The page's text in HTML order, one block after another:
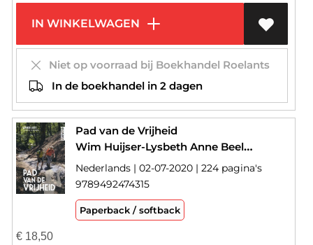
IN WINKELWAGEN
Niet op voorraad bij Boekhandel Roelants
In de boekhandel in 2 dagen
Pad van de Vrijheid
Wim Huijser-Lysbeth Anne Beels-Harry Harsema-Bauke Huisman
Nederlands | 02-07-2020 | 224 pagina's
9789492474315
Paperback / softback
€18,50